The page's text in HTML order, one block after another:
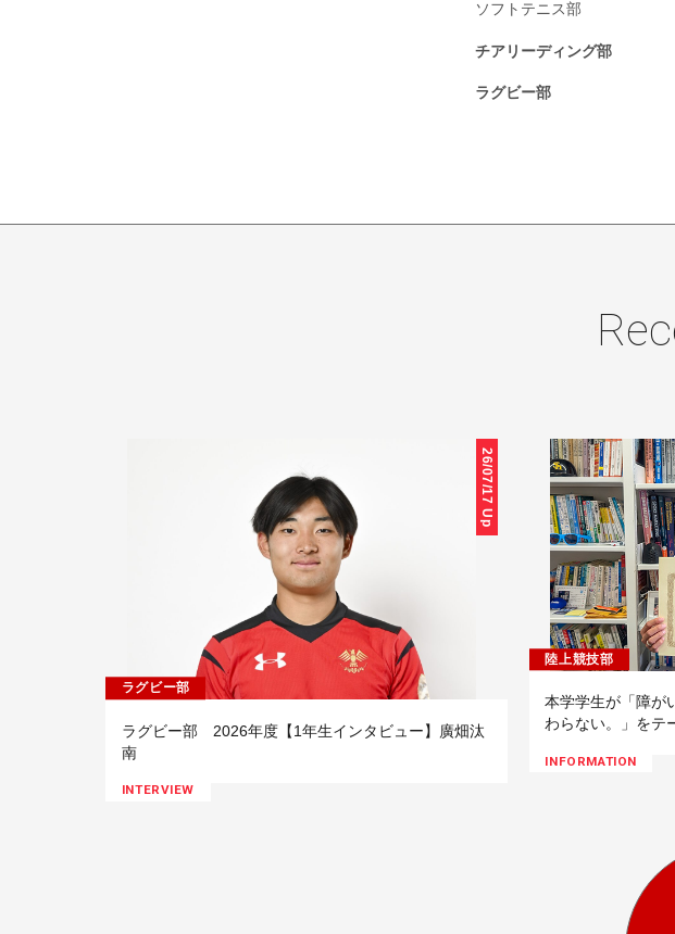
ソフトテニス部
チアリーディング部
ラグビー部
26/07/17 Up
ラグビー部
ラグビー部 2026年度【1年生インタビュー】廣畑汰
南
INTERVIEW
陸上競技部
本学学生が「障が
わらない。」をテ
INFORMATION